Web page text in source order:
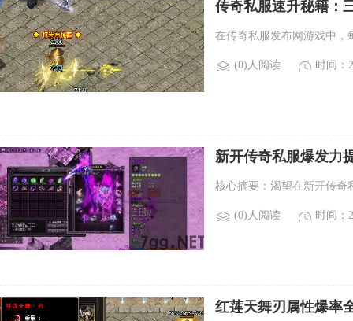
传奇私服速升秘籍：
在传奇私服发布网游戏中，
(0)人阅读 时间：
新开传奇私服爆发力
核心摘要：渴望在新开传奇
(0)人阅读 时间：
红莲天舞刃属性爆率